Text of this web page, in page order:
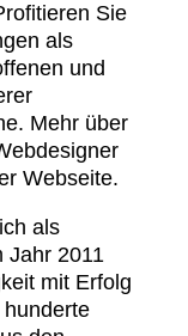
Sie
als
und
Mehr über
Webseite.
als
Jahr 2011
mit Erfolg